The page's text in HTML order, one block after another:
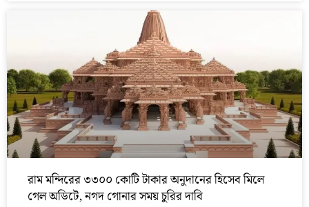
রাম মন্দিরের ৩৩০০ কোটি টাকার অনুদানের হিসেব মিলে
গেল অডিটে, নগদ গোনার সময় চুরির দাবি